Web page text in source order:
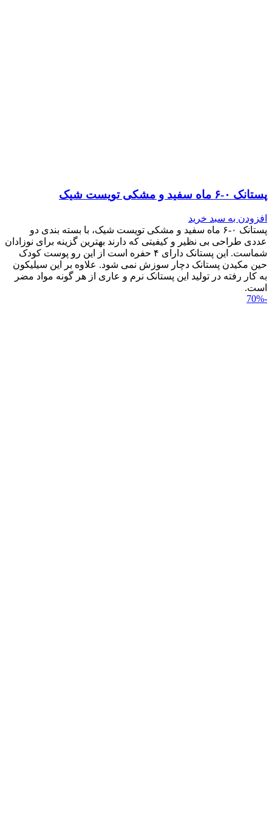
پستانک ۰-۶ ماه سفید و مشکی تویست شیک
افزودن به سبد خرید
پستانک ۰-۶ ماه سفید و مشکی تویست شیک، با بسته بندی دو
عددی طراحی بی نظیر و کیفیتی که دارند بهترین گزینه برای نوزادان
شماست. این پستانک دارای ۴ حفره است از این رو پوست کودک
حین مکیدن پستانک دچار سوزش نمی شود. علاوه بر این سیلیکون
به کار رفته در تولید این پستانک نرم و عاری از هر گونه مواد مضر
است.
-70%